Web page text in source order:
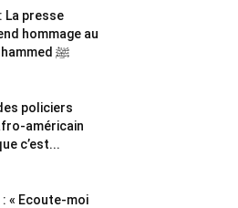
La presse
hommage au
Prophète Mohammed ﷺ
policiers
américain
c’est...
« Ecoute-moi